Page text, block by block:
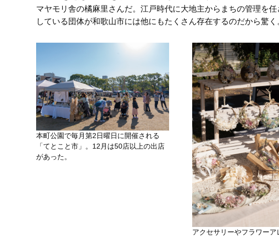
マヤモリ舎の橘麻里さんだ。江戸時代に大地主からまちの管理を
している団体が和歌山市には他にもたくさん存在するのだから驚く
本町公園で毎月第2日曜日に開催される
「てとこと市」。12月は50店以上の出店
があった。
アクセサリーやフラワーア